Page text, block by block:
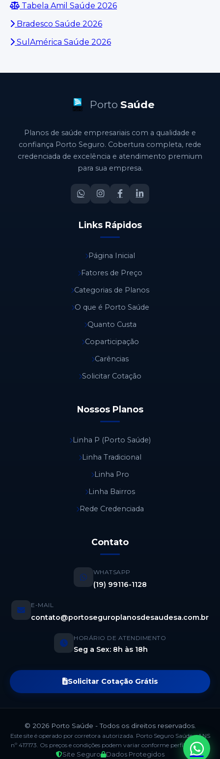
Tabela Amil Saúde 2026
Bradesco Saúde 2026
SulAmérica Saúde 2026
Porto Saúde
Planos de saúde empresariais com a qualidade e
confiança Porto Seguro. Cobertura completa, rede
credenciada de excelência e atendimento premium
para sua empresa.
Links Rápidos
Página Inicial
Fatores de Preço
Categorias de Planos
O que é Porto Saúde
Quanto Custa
Coparticipação
Carências
Solicitar Cotação
Nossos Planos
Linha P (Porto Saúde)
Linha Tradicional
Linha Pro
Linha Bairros
Rede Credenciada
Contato
WHATSAPP
(19) 99116-1128
E-MAIL
contato@portoseguroplanosdesaudesa.com.br
HORÁRIO DE ATENDIMENTO
Seg a Sex: 8h às 18h
Solicitar Cotação Grátis
© 2026 Porto Saúde - Todos os direitos reservados.
Este site é operado por corretora autorizada. Porto Seguro Saúde - ANS
nº 417173. Os preços e condições podem variar conforme perfil e região.
Site Seguro
Dados Protegidos